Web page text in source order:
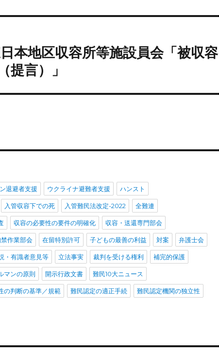
本地区収容所等施設員会「被収容
提言）」
退避者支援 ウクライナ避難者支援 ハンスト
入管収容下での死 入管難民法改定-2022 全難連
収容の必要性の要件の明確化 収容・送還専門部会
作業部会 在留特別許可 子どもの最善の利益 対案 弁護士会
・有識者意見等 立法事実 裁判を受ける権利 補完的保護
マンの原則 開示行政文書 難民10大ニュース
の判断の基準／規範 難民認定の適正手続 難民認定機関の独立性